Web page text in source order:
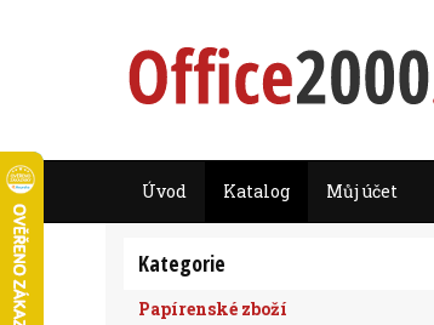
Úvod Katalog Můj účet
Kategorie
Papírenské zboží